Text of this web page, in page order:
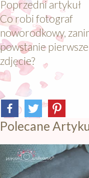
Poprzedni artykuł
Co robi fotograf
noworodkowy,
powstanie pierwsze
zdjęcie?
Polecane